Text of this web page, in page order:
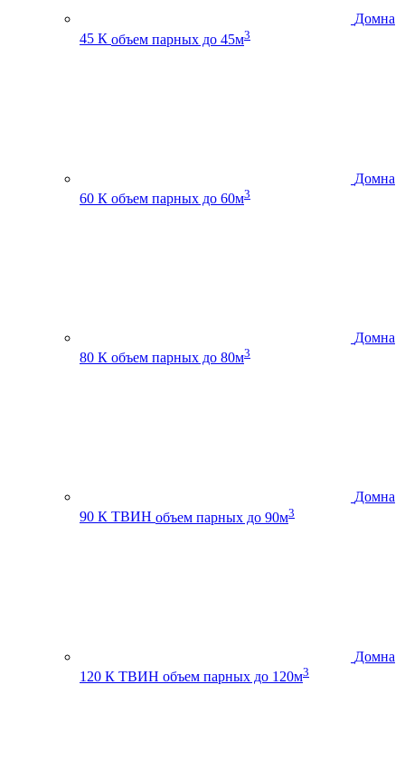
Домна
45 К объем парных до 45м3
Домна
60 К объем парных до 60м3
Домна
80 К объем парных до 80м3
Домна
90 К ТВИН объем парных до 90м3
Домна
120 К ТВИН объем парных до 120м3